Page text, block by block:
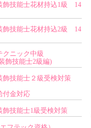
飾技能士花材持込1級 14
飾技能士花材持込2級 14
クニック中級
飾技能士2級編)
飾技能士２級受検対策
付金対応
飾技能士1級受検対策